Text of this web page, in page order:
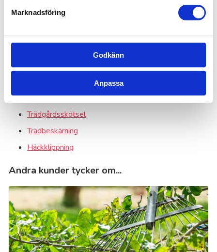
Marknadsföring
Godkänn
Anpassa
vi
kan
dig
Skicka in!
Kanske du behöver hjälp med detta också?
Gräsklippning
Trädgårdsskötsel
Trädbeskärning
Häckklippning
Andra kunder tycker om...